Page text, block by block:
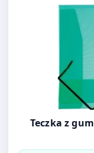
Teczka z